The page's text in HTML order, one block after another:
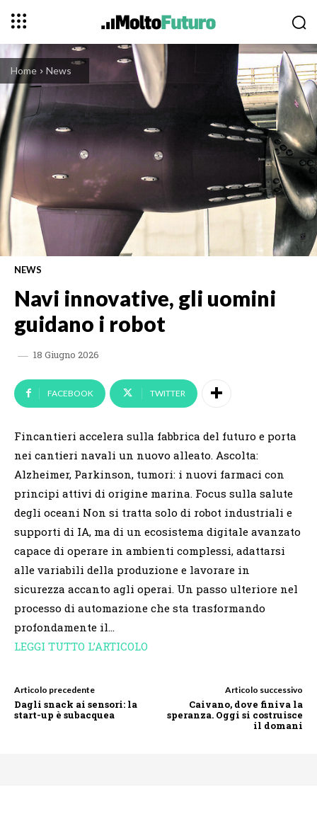
Home News
NEWS
Navi innovative, gli uomini
guidano i robot
18 Giugno 2026
FACEBOOK TWITTER
Fincantieri accelera sulla fabbrica del futuro e porta
nei cantieri navali un nuovo alleato. Ascolta:
Alzheimer, Parkinson, tumori: i nuovi farmaci con
principi attivi di origine marina. Focus sulla salute
degli oceani Non si tratta solo di robot industriali e
supporti di IA, ma di un ecosistema digitale avanzato
capace di operare in ambienti complessi, adattarsi
alle variabili della produzione e lavorare in
sicurezza accanto agli operai. Un passo ulteriore nel
processo di automazione che sta trasformando
profondamente il…
LEGGI TUTTO L’ARTICOLO
Articolo precedente
Dagli snack ai sensori: la
start-up è subacquea
Articolo successivo
Caivano, dove finiva la
speranza. Oggi si costruisce
il domani